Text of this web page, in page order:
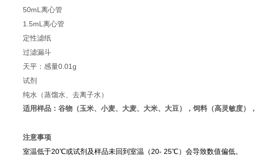
50mL离心管
1.5mL离心管
定性滤纸
过滤漏斗
天平：感量0.01g
试剂
纯水（蒸馏水、去离子水）
适用样品： 谷物（玉米、小麦、大麦、大米、大豆）， 饲料（高灵敏度），
注意事项
室温低于20℃或试剂及样品未回到室温（20- 25℃）会导致数值偏低。